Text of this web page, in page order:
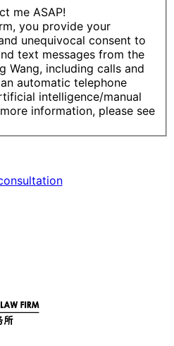
me ASAP!
you provide your
unequivocal consent to
text messages from the
Wang, including calls and
automatic telephone
intelligence/manual
information, please see